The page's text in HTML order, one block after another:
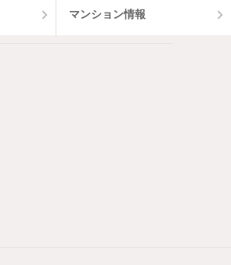
マンション情報